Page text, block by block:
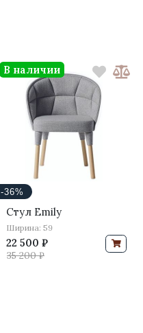
-36%
Стул Emily
Ширина: 59
22 500 ₽
35 200 ₽
В наличии